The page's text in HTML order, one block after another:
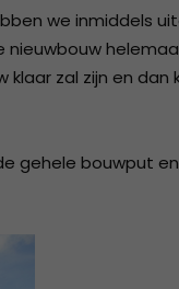
2018
we inmiddels
zal zijn en
gehele bouwput